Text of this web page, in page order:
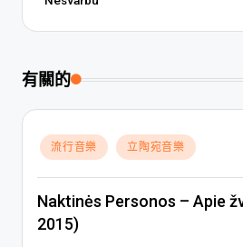
有關的
Posted
in
流行音樂 立陶宛音樂
Naktinės Personos – Apie
2015)